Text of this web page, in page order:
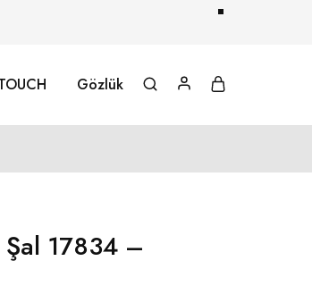
Gözlük
17834 –